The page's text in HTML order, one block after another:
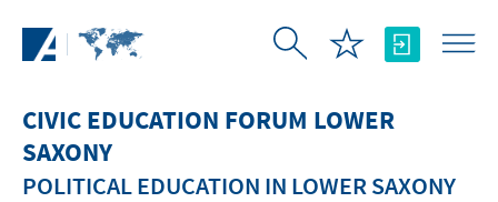
CIVIC EDUCATION FORUM LOWER
SAXONY
POLITICAL EDUCATION IN LOWER SAXONY